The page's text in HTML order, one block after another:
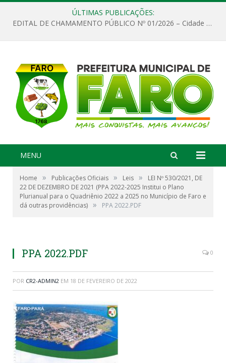
ÚLTIMAS PUBLICAÇÕES:
EDITAL DE CHAMAMENTO PÚBLICO Nº 01/2026 – Cidade de Faro
MENU
Home » Publicações Oficiais » Leis »
LEI Nº 530/2021, DE
22 DE DEZEMBRO DE 2021 (PPA 2022-2025 Institui o Plano
Plurianual para o Quadriênio 2022 a 2025 no Município de Faro e
dá outras providências) » PPA 2022.PDF
PPA 2022.PDF 0
POR CR2-ADMIN2 EM 18 DE FEVEREIRO DE 2022